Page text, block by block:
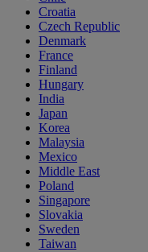
Croatia
Czech Republic
Denmark
France
Finland
Hungary
India
Japan
Korea
Malaysia
Mexico
Middle East
Poland
Singapore
Slovakia
Sweden
Taiwan